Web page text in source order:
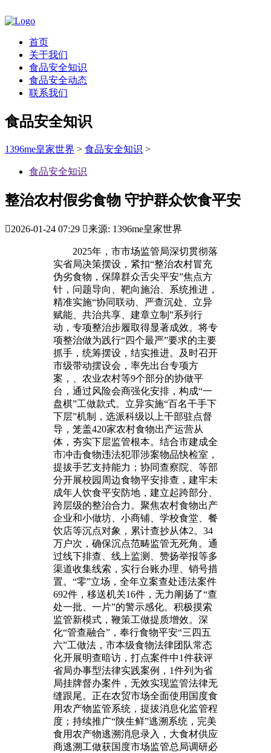
首页
关于我们
食品安全知识
食品安全动态
联系我们
食品安全知识
1396me皇家世界 > 食品安全知识 >
食品安全知识
整治农村假劣食物 守护群众饮食平安
2026-01-24 07:29 来源: 1396me皇家世界
2025年，市市场监管局深切贯彻落
实省局决策摆设，紧扣“整治农村冒充
伪劣食物，保障群众舌尖平安”焦点方
针，问题导向、靶向施治、系统推进，
精准实施“协同联动、严查沉处、立异
赋能、共治共享、建章立制”系列行
动，专项整治步履取得显著成效。将专
项整治做为践行“四个最严”要求的主要
抓手，统筹摆设，结实推进。及时召开
市级带动摆设会，率先出台专项方
案，、农业农村等9个部分的协做平
台，通过风险会商强化安排，构成“一
盘棋”工做款式。立异实施“百名干手下
下层”机制，选派科级以上干部驻点督
导，笼盖420家农村食物出产运营从
体，夯实下层监管根本。结合市建成全
市冲击食物违法犯罪涉案物品快检室，
提拔手艺支持能力；协同查察院、等部
分开展校园周边食物平安排查，建牢未
成年人饮食平安防地，建立起跨部分、
跨层级的整治合力。聚焦农村食物出产
企业和小做坊、小商铺、学校食堂、餐
饮店等沉点对象，累计查抄从体2。34
万户次，确保沉点范畴监管无死角。通
过线下排查、线上监测、赞扬举报等多
渠道收集线索，实行台账办理、销号措
置。“零”立场，全年立案查处违法案件
692件，移送机关16件，无力阐扬了“查
处一批、一片”的警示感化。积极摸索
监管新模式，鞭策工做提质增效。深
化“管查融合”，奉行食物平安“三四五
六”工做法，市本级食物法律团队常态
化开展明查暗访，打点案件中1件获评
省局办事型法律实践案例，1件列为省
局挂牌督办案件，无效实现监管法律无
缝跟尾。正在农贸市场全面使用国度食
用农产物监管系统，提拔消息化监管程
度；持续推广“陕生鲜”逃溯系统，完美
食用农产物逃溯消息录入，大食材供应
商逃溯工做获国度市场监管总局调研必